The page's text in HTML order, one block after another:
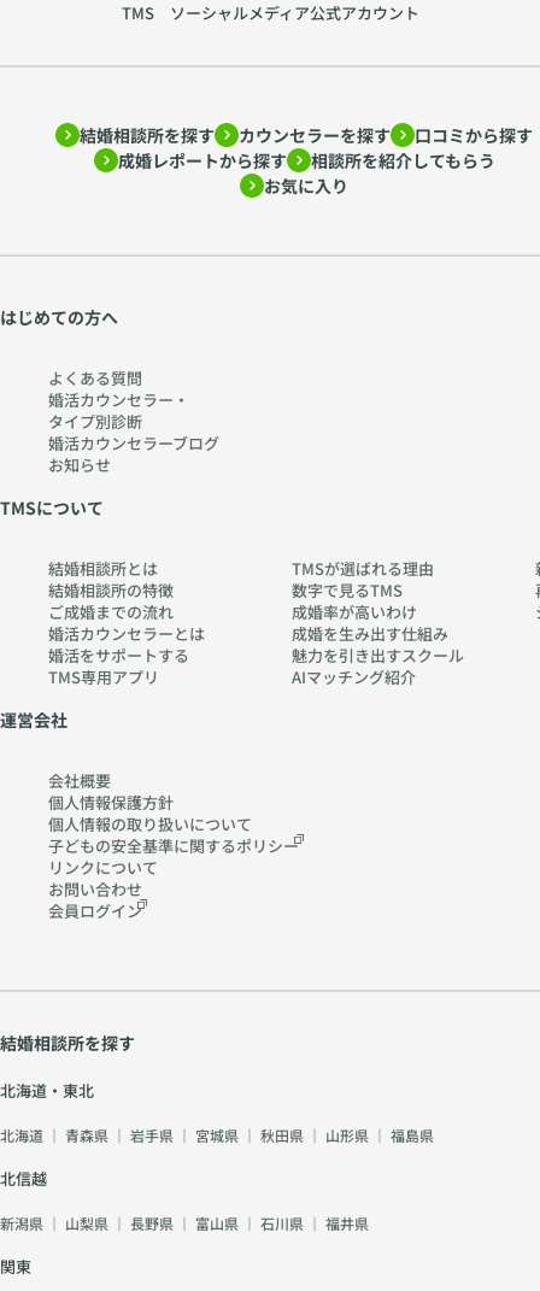
TMS ソーシャルメディア公式アカウント
結婚相談所を探す カウンセラーを探す
口コミから探す
成婚レポートから探す
相談所を紹介してもらう
お気に入り
はじめての方へ
よくある質問
婚活カウンセラー・
タイプ別診断
婚活カウンセラーブログ
お知らせ
TMSについて
結婚相談所とは
結婚相談所の特徴
ご成婚までの流れ
婚活カウンセラーとは
婚活をサポートする
TMS専用アプリ
TMSが選ばれる理由
数字で見るTMS
成婚率が高いわけ
成婚を生み出す仕組み
魅力を引き出すスクール
AIマッチング紹介
運営会社
会社概要
個人情報保護方針
個人情報の取り扱いについて
子どもの安全基準に関するポリシー
リンクについて
お問い合わせ
会員ログイン
結婚相談所を探す
北海道・東北
北海道 ｜ 青森県 ｜ 岩手県 ｜ 宮城県 ｜ 秋田県 ｜ 山形県 ｜ 福島県
北信越
新潟県 ｜ 山梨県 ｜ 長野県 ｜ 富山県 ｜ 石川県 ｜ 福井県
関東